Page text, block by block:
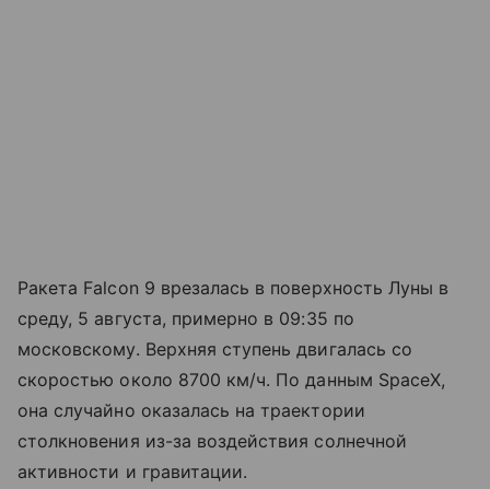
Ракета Falcon 9 врезалась в поверхность Луны в
среду, 5 августа, примерно в 09:35 по
московскому. Верхняя ступень двигалась со
скоростью около 8700 км/ч. По данным SpaceX,
она случайно оказалась на траектории
столкновения из-за воздействия солнечной
активности и гравитации.